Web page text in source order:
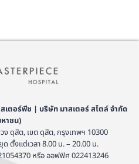
เตอร์พีช | บริษัท มาสเตอร์ สไตล์ จำกัด
าชน)
ดุสิต, เขต ดุสิต, กรุงเทพฯ 10300
ตั้งแต่เวลา 8.00 น. – 20.00 น.
หรือ ออฟฟิศ 022413246